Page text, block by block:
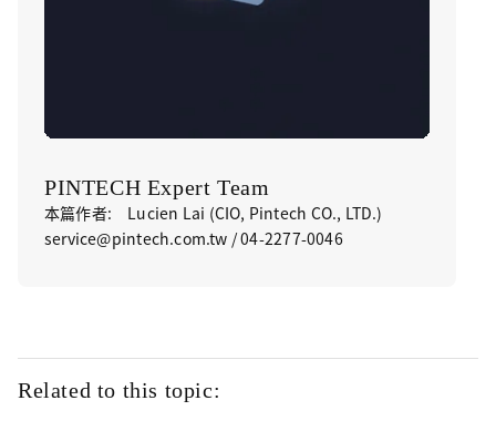
PINTECH Expert Team
本篇作者: Lucien Lai (CIO, Pintech CO., LTD.)
service@pintech.com.tw / 04-2277-0046
Related to this topic: